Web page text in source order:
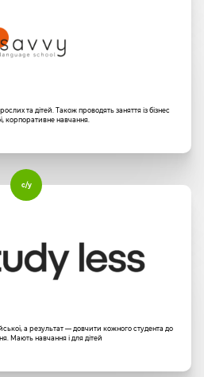
та дітей. Також проводять заняття із бізнес
корпоративне навчання.
с/у
а результат — довчити кожного студента до
Мають навчання і для дітей